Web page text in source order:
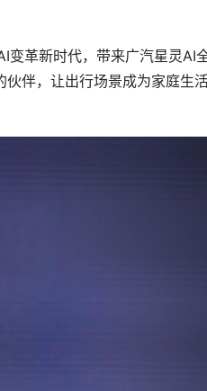
变革新时代，带来广汽星灵AI
伙伴，让出行场景成为家庭生